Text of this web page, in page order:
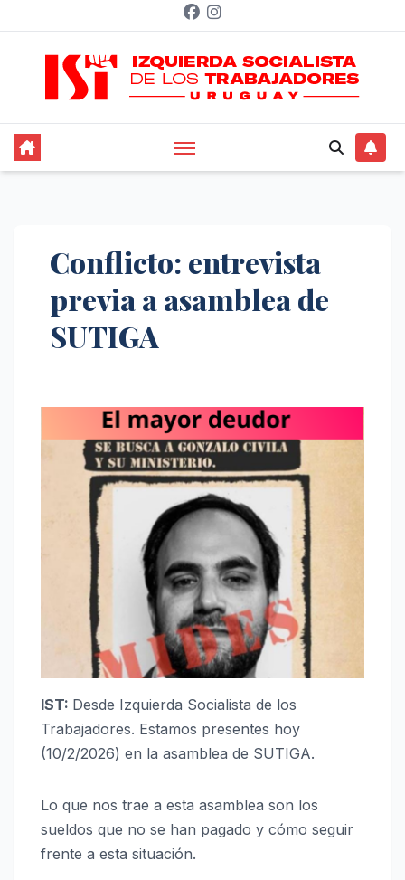
contenido
Conflicto: entrevista
previa a asamblea de
SUTIGA
IST: Desde Izquierda Socialista de los
Trabajadores. Estamos presentes hoy
(10/2/2026) en la asamblea de SUTIGA.
Lo que nos trae a esta asamblea son los
sueldos que no se han pagado y cómo seguir
frente a esta situación.